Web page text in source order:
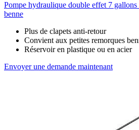
Pompe hydraulique double effet 7
benne
Plus de clapets anti-retour
Convient aux petites remorques
Réservoir en plastique ou en acier
Envoyer une demande maintenant